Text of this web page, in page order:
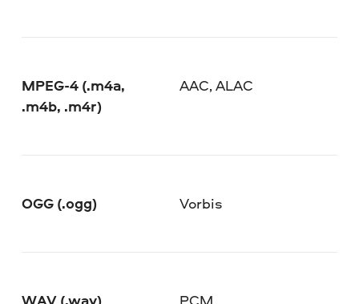
MPEG-4 (.m4a,
.m4b, .m4r)
AAC, ALAC
OGG (.ogg) Vorbis